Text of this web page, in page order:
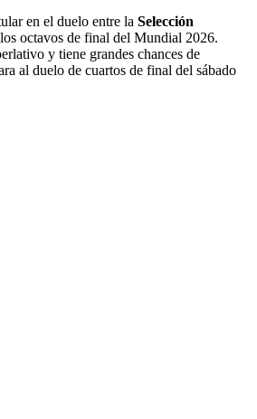
en el duelo entre la Selección
octavos de final del Mundial 2026.
y tiene grandes chances de
al duelo de cuartos de final del sábado